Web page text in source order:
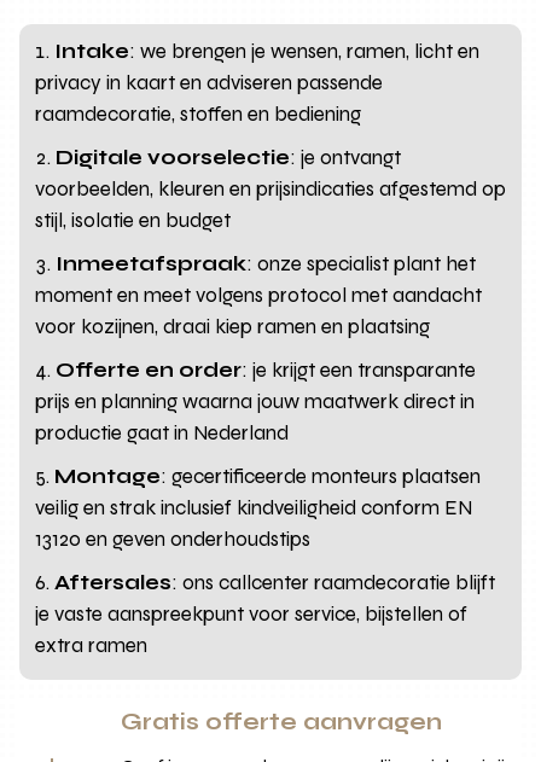
Intake: we brengen je wensen, ramen, licht en
privacy in kaart en adviseren passende
raamdecoratie, stoffen en bediening
Digitale voorselectie: je ontvangt
voorbeelden, kleuren en prijsindicaties afgestemd op
stijl, isolatie en budget
Inmeetafspraak: onze specialist plant het
moment en meet volgens protocol met aandacht
voor kozijnen, draai kiep ramen en plaatsing
Offerte en order: je krijgt een transparante
prijs en planning waarna jouw maatwerk direct in
productie gaat in Nederland
Montage: gecertificeerde monteurs plaatsen
veilig en strak inclusief kindveiligheid conform EN
13120 en geven onderhoudstips
Aftersales: ons callcenter raamdecoratie blijft
je vaste aanspreekpunt voor service, bijstellen of
extra ramen
Gratis offerte aanvragen